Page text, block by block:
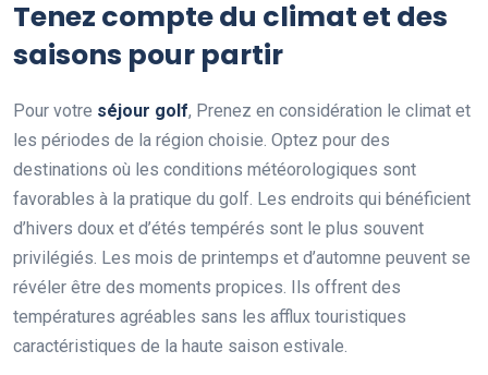
Tenez compte du climat et des
saisons pour partir
Pour votre séjour golf, Prenez en considération le climat et
les périodes de la région choisie. Optez pour des
destinations où les conditions météorologiques sont
favorables à la pratique du golf. Les endroits qui bénéficient
d’hivers doux et d’étés tempérés sont le plus souvent
privilégiés. Les mois de printemps et d’automne peuvent se
révéler être des moments propices. Ils offrent des
températures agréables sans les afflux touristiques
caractéristiques de la haute saison estivale.